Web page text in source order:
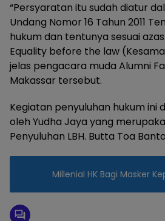
“Persyaratan itu sudah diatur
Undang Nomor 16 Tahun 2011
hukum dan tentunya sesuai
Equality before the law
jelas pengacara muda Alumni
Makassar tersebut.
Kegiatan penyuluhan hukum ini
oleh Yudha Jaya yang
Penyuluhan LBH. Butta Toa
Millenial HK Bagi Masker